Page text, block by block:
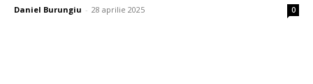
Daniel Burungiu - 28 aprilie 2025 0